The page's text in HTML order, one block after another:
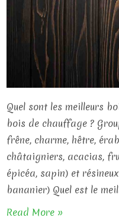
Quel sont les meilleurs
bois de chauffage ?
frêne, charme, hêtre,
châtaigniers, acacias,
épicéa, sapin) et
bananier) Quel est le
Read More »